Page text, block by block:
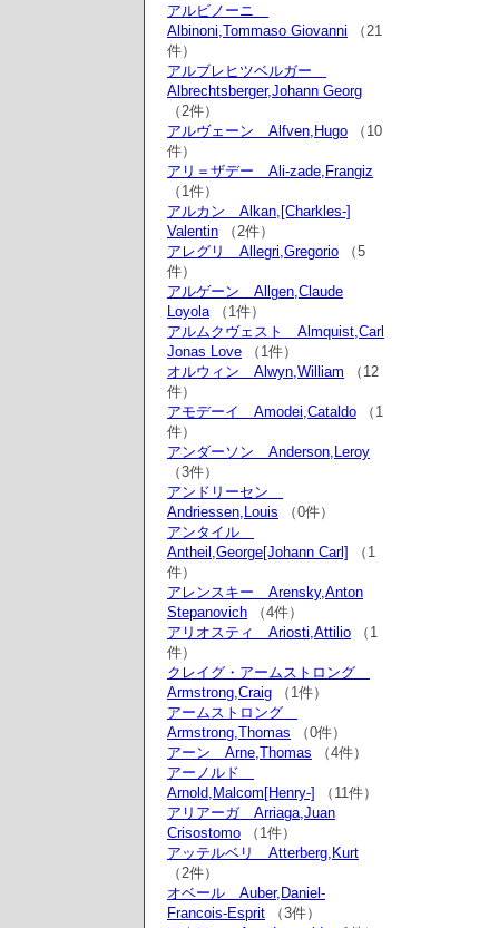
アルビノーニ
Albinoni,Tommaso Giovanni （21
件）
アルブレヒツベルガー
Albrechtsberger,Johann Georg
（2件）
アルヴェーン Alfven,Hugo （10
件）
アリ＝ザデー Ali-zade,Frangiz
（1件）
アルカン Alkan,[Charkles-]
Valentin （2件）
アレグリ Allegri,Gregorio （5
件）
アルゲーン Allgen,Claude
Loyola（1件）
アルムクヴェスト Almquist,Carl
Jonas Love （1件）
オルウィン Alwyn,William （12
件）
アモデーイ Amodei,Cataldo （1
件）
アンダーソン Anderson,Leroy
（3件）
アンドリーセン
Andriessen,Louis （0件）
アンタイル
Antheil,George[Johann Carl]
（1
件）
アレンスキー Arensky,Anton
Stepanovich （4件）
アリオスティ Ariosti,Attilio （1
件）
クレイグ・アームストロング
Armstrong,Craig （1件）
アームストロング
Armstrong,Thomas （0件）
アーン Arne,Thomas （4件）
アーノルド
Arnold,Malcom[Henry-]
（11件）
アリアーガ Arriaga,Juan
Crisostomo （1件）
アッテルベリ Atterberg,Kurt
（2件）
オベール Auber,Daniel-
Francois-Esprit （3件）